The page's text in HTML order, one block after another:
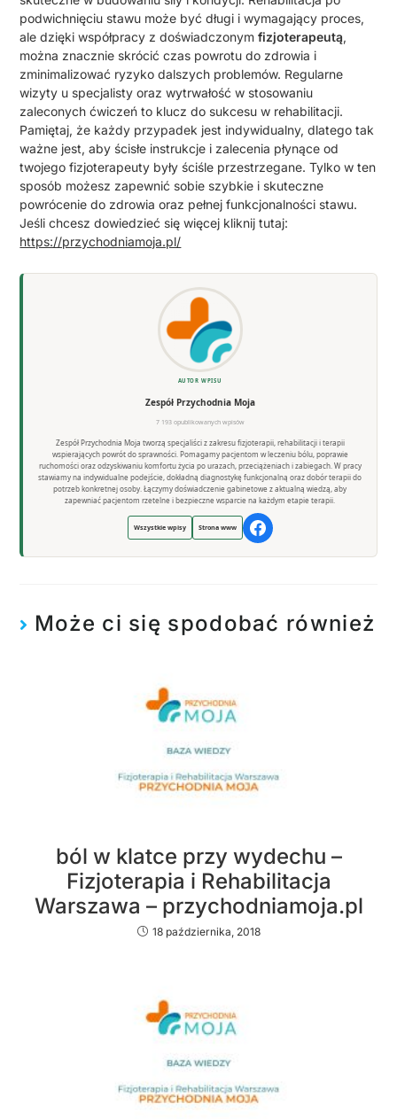
podwichnięciu stawu może być długi i wymagający proces,
ale dzięki współpracy z doświadczonymfizjoterapeutą,
można znacznie skrócić czas powrotu do zdrowia i
zminimalizować ryzyko dalszych problemów. Regularne
wizyty u specjalisty oraz wytrwałość w stosowaniu
zaleconych ćwiczeń to klucz do sukcesu w rehabilitacji.
Pamiętaj, że każdy przypadek jest indywidualny, dlatego tak
ważne jest, aby ścisłe instrukcje i zalecenia płynące od
twojego fizjoterapeuty były ściśle przestrzegane. Tylko w ten
sposób możesz zapewnić sobie szybkie i skuteczne
powrócenie do zdrowia oraz pełnej funkcjonalności stawu.
Jeśli chcesz dowiedzieć się więcej kliknij tutaj:
https://przychodniamoja.pl/
AUTOR WPISU
Zespół Przychodnia Moja
7 193 opublikowanych wpisów
Zespół Przychodnia Moja tworzą specjaliści z zakresu fizjoterapii, rehabilitacji i terapii
wspierających powrót do sprawności. Pomagamy pacjentom w leczeniu bólu, poprawie
ruchomości oraz odzyskiwaniu komfortu życia po urazach, przeciążeniach i zabiegach. W pracy
stawiamy na indywidualne podejście, dokładną diagnostykę funkcjonalną oraz dobór terapii do
potrzeb konkretnej osoby. Łączymy doświadczenie gabinetowe z aktualną wiedzą, aby
zapewniać pacjentom rzetelne i bezpieczne wsparcie na każdym etapie terapii.
Wszystkie wpisy Strona www
Może ci się spodobać również
ból w klatce przy wydechu –
Fizjoterapia i Rehabilitacja
Warszawa – przychodniamoja.pl
18 października, 2018